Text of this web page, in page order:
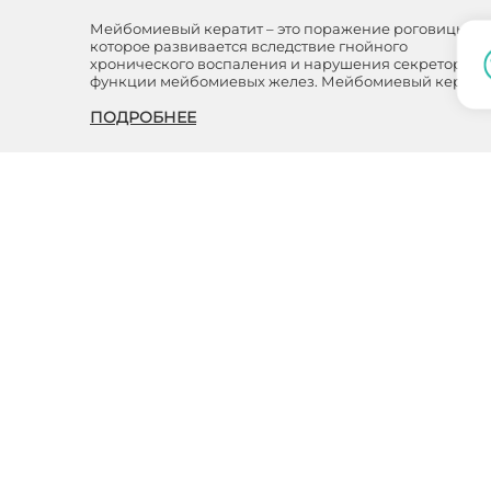
Мейбомиевый кератит – это поражение роговицы,
которое развивается вследствие гнойного
хронического воспаления и нарушения секреторной
функции мейбомиевых желез. Мейбомиевый
ПОДРОБНЕЕ